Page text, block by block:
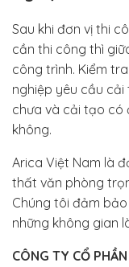
Sau khi đơn vị thi
cần thi công thì
công trình. Kiểm
nghiệp yêu cầu
chưa và cải tạo có
không.
Arica Việt Nam là
thất văn phòng
Chúng tôi đảm
những không gian
CÔNG TY CỔ